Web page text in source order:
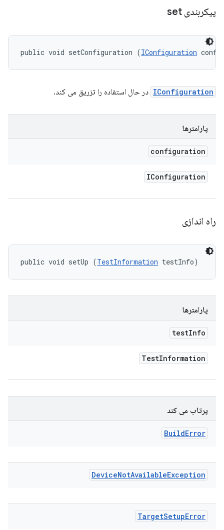
پیکربندی set
public void setConfiguration (IConfiguration
IConfiguration در حال استفاده را تزریق می کند.
پارامترها
configuration
IConfiguration
راه اندازی
public void setUp (TestInformation testInfo)
پارامترها
testInfo
TestInformation
پرتاب می کند
BuildError
DeviceNotAvailableException
TargetSetupError